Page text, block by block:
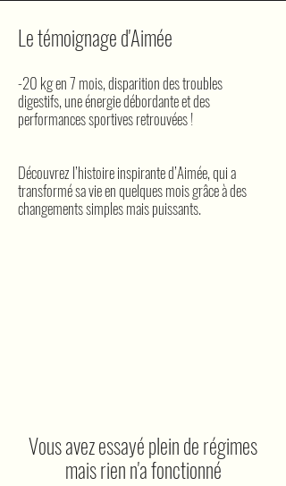
Le témoignage d'Aimée
-20 kg en 7 mois, disparition des troubles
digestifs, une énergie débordante et des
performances sportives retrouvées !
Découvrez l’histoire inspirante d’Aimée, qui a
transformé sa vie en quelques mois grâce à des
changements simples mais puissants.
Vous avez essayé plein de régimes
mais rien n'a fonctionné